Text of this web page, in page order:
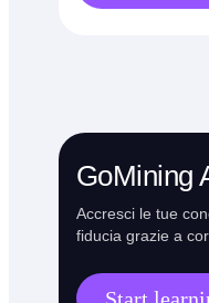
GoMining
Accresci le tue
fiducia grazie a